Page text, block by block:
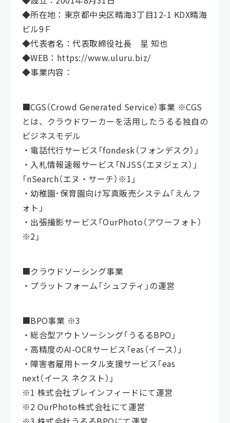
◆所在地：東京都中央区晴海3丁目12-1 KDX晴海
ビル9Ｆ
◆代表者名：代表取締役社長 星 知也
◆WEB：https://www.uluru.biz/
◆事業内容：
■CGS（Crowd Generated Service）事業 ※CGS
とは、クラウドワーカーを活用したうるる独自の
ビジネスモデル
・電話代行サービス「fondesk（フォンデスク）」
・入札情報速報サービス「NJSS（エヌジェス）」
「nSearch（エヌ・サーチ）※1」
・幼稚園･保育園向け写真販売システム「えんフ
ォト」
・出張撮影サービス「OurPhoto（アワーフォト）
※2」
■クラウドソーシング事業
・プラットフォーム「シュフティ」の運営
■BPO事業 ※3
・総合型アウトソーシング「うるるBPO」
・高精度のAI-OCRサービス「eas（イース）」
・障害者雇用トータル支援サービス「eas
next（イース ネクスト）」
※1 株式会社ブレインフィードにて運営
※2 OurPhoto株式会社にて運営